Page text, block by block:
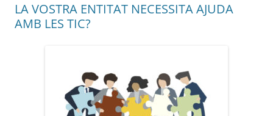
LA VOSTRA ENTITAT NECESSITA AJUDA
AMB LES TIC?